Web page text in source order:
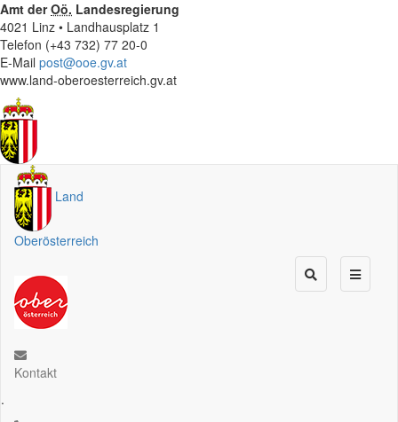
Amt derOö. Landesregierung
4021 Linz • Landhausplatz 1
Telefon (+43 732) 77 20-0
E-Mail post@ooe.gv.at
www.land-oberoesterreich.gv.at
Land
Oberösterreich
Kontakt
.